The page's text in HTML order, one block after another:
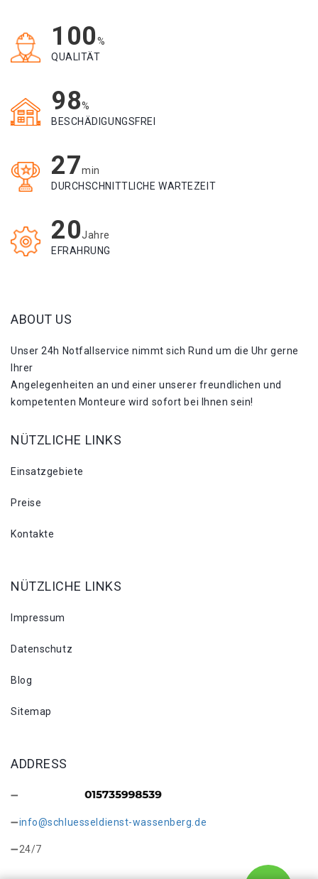
100%
QUALITÄT
98%
BESCHÄDIGUNGSFREI
27min
DURCHSCHNITTLICHE WARTEZEIT
20Jahre
EFRAHRUNG
ABOUT US
Unser 24h Notfallservice nimmt sich Rund um die Uhr gerne
Ihrer
Angelegenheiten an und einer unserer freundlichen und
kompetenten Monteure wird sofort bei Ihnen sein!
NÜTZLICHE LINKS
Einsatzgebiete
Preise
Kontakte
NÜTZLICHE LINKS
Impressum
Datenschutz
Blog
Sitemap
ADDRESS
info@schluesseldienst-wassenberg.de
24/7